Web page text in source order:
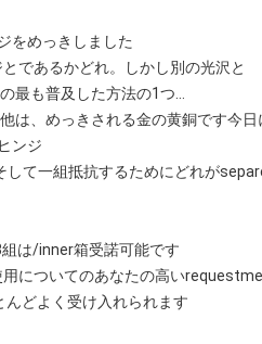
をめっきしました
であるかどれ。しかし別の光沢と
最も普及した方法の1つ…
は、めっきされる金の黄銅です今
ンジ
して一組抵抗するためにどれが
は/inner箱受諾可能です
についてのあなたの高い
どよく受け入れられます